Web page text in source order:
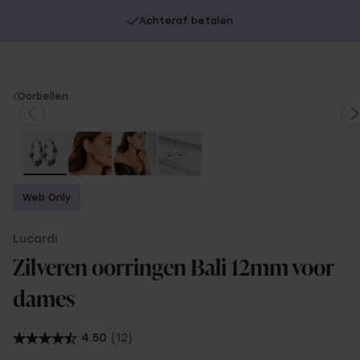
Op werkdagen voor 17:00 besteld, morgen in huis
Achteraf betalen
You
Oorbellen
Web Only
Lucardi
Zilveren oorringen Bali 12mm voor
dames
4.50 (12)